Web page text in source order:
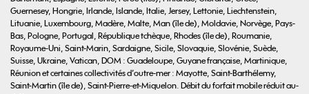
Guernesey, Hongrie, Irlande, Islande, Italie, Jersey, Lettonie, Liechtenstein,
Lituanie, Luxembourg, Madère, Malte, Man (île de), Moldavie, Norvège, Pays-
Bas, Pologne, Portugal, République tchèque, Rhodes (île de), Roumanie,
Royaume-Uni, Saint-Marin, Sardaigne, Sicile, Slovaquie, Slovénie, Suède,
Suisse, Ukraine, Vatican, DOM : Guadeloupe, Guyane française, Martinique,
Réunion et certaines collectivités d’outre-mer : Mayotte, Saint-Barthélemy,
Saint-Martin (île de), Saint-Pierre-et-Miquelon. Débit du forfait mobile réduit au-